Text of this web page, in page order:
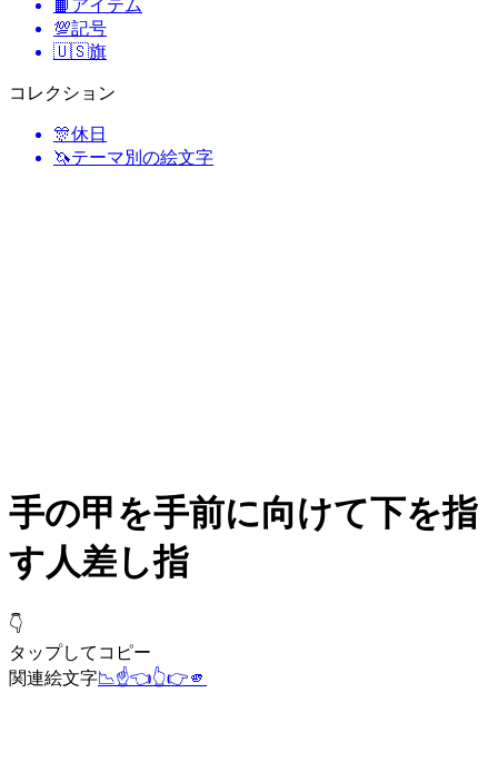
📙 アイテム
💯記号
🇺🇸旗
コレクション
🎊休日
🦄テーマ別の絵文字
手の甲を手前に向けて下を指
す人差し指
👇
タップしてコピー
関連絵文字📉☝️👈👆👉🫵